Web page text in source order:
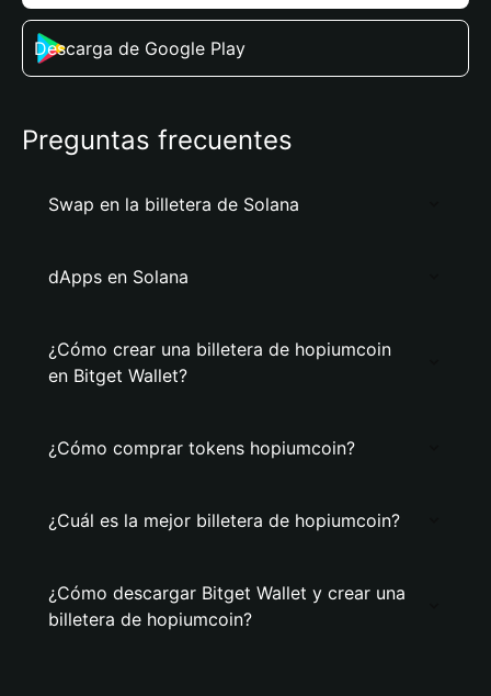
Descarga de Google Play
Preguntas frecuentes
Swap en la billetera de Solana
dApps en Solana
¿Cómo crear una billetera de hopiumcoin
en Bitget Wallet?
¿Cómo comprar tokens hopiumcoin?
¿Cuál es la mejor billetera de hopiumcoin?
¿Cómo descargar Bitget Wallet y crear una
billetera de hopiumcoin?